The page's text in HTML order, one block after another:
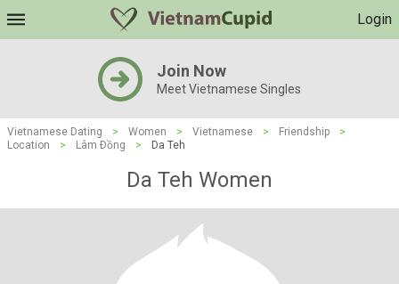
Login
Join Now
Meet Vietnamese Singles
Vietnamese Dating > Women > Vietnamese > Friendship
>
Location
> Lâm Ðồng > Da Teh
Da Teh Women